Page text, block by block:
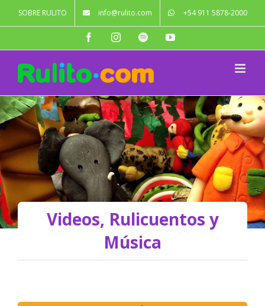
contenido
SOBRE RULITO info@rulito.com +54 911 5878-2000
FacebookInstagramSpotifyYouTube
Videos, Rulicuentos y
Música